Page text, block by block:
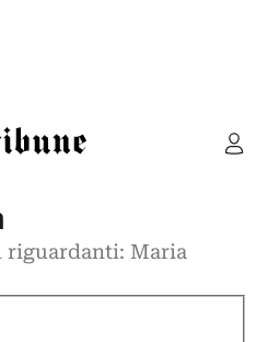
riguardanti: Maria